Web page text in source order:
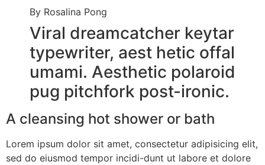
By Rosalina Pong
Viral dreamcatcher keytar
typewriter, aest hetic offal
umami. Aesthetic polaroid
pug pitchfork post-ironic.
A cleansing hot shower or bath
Lorem ipsum dolor sit amet, consectetur adipisicing elit,
sed do eiusmod tempor incidi-dunt ut labore et dolore